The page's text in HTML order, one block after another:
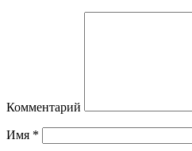
Комментарий
Имя *